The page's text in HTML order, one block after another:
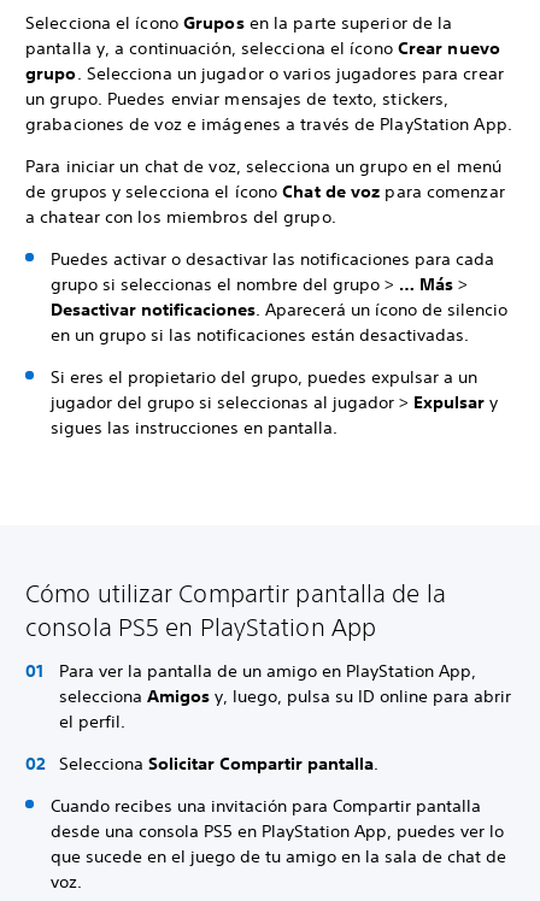
Selecciona el ícono Grupos en la parte superior de la
pantalla y, a continuación, selecciona el ícono Crear nuevo
grupo. Selecciona un jugador o varios jugadores para crear
un grupo. Puedes enviar mensajes de texto, stickers,
grabaciones de voz e imágenes a través de PlayStation App.
Para iniciar un chat de voz, selecciona un grupo en el menú
de grupos y selecciona el íconoChat de voz para comenzar
a chatear con los miembros del grupo.
Puedes activar o desactivar las notificaciones para cada
grupo si seleccionas el nombre del grupo > … Más >
Desactivar notificaciones. Aparecerá un ícono de silencio
en un grupo si las notificaciones están desactivadas.
Si eres el propietario del grupo, puedes expulsar a un
jugador del grupo si seleccionas al jugador > Expulsar y
sigues las instrucciones en pantalla.
Cómo utilizar Compartir pantalla de la
consola PS5 en PlayStation App
Para ver la pantalla de un amigo en PlayStation App,
selecciona Amigos y, luego, pulsa su ID online para abrir
el perfil.
Selecciona Solicitar Compartir pantalla.
Cuando recibes una invitación para Compartir pantalla
desde una consola PS5 en PlayStation App, puedes ver lo
que sucede en el juego de tu amigo en la sala de chat de
voz.